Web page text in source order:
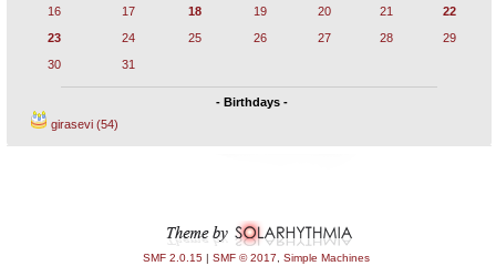
16
17 18 19 20 21
22
23
24 25 26 27 28
29
30
31
- Birthdays -
girasevi (54)
SMF 2.0.15 | SMF © 2017 Simple Machines